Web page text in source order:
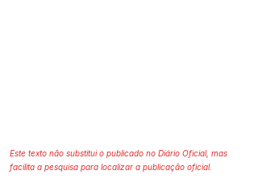
Este texto não substitui o publicado no Diário Oficial, mas
facilita a pesquisa para localizar a publicação oficial.